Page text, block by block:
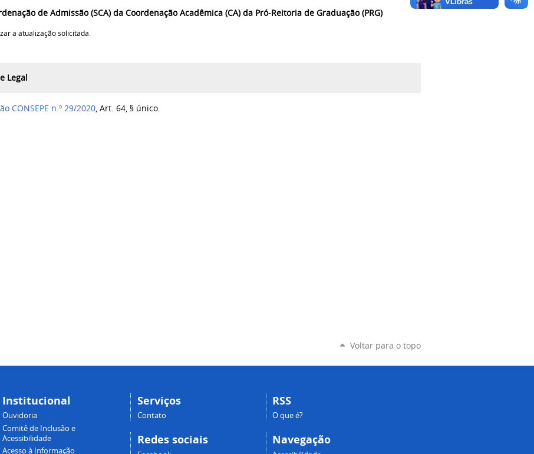
de Admissão (SCA) da Coordenação Acadêmica (CA) da Pró-Reitoria de Graduação (PRG)
a atualização solicitada.
Legal
CONSEPE n.º 29/2020, Art. 64, § único.
Voltar para o topo
Institucional
Ouvidoria
Comitê de Inclusão e
Acessibilidade
Acesso à Informação
Serviços
Contato
Redes sociais
RSS
O que é?
Navegação